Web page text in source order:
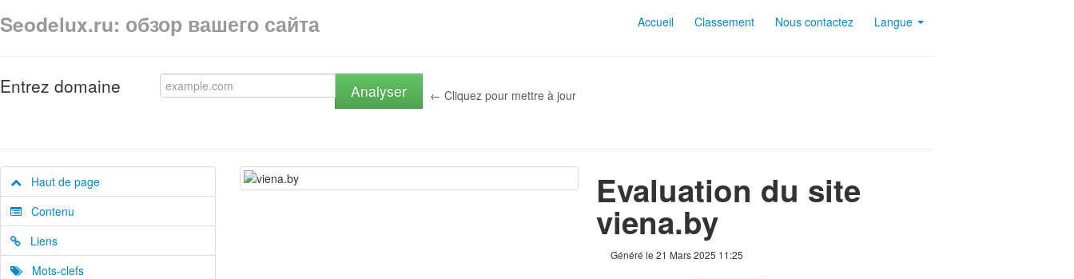
Accueil Classement Nous contactez Langue
Seodelux.ru: обзор вашего сайта
Entrez domaine Analyser ← Cliquez pour mettre à jour
Haut de page
Contenu
Liens
Mots-clefs
Evaluation du site
viena.by
Généré le 21 Mars 2025 11:25